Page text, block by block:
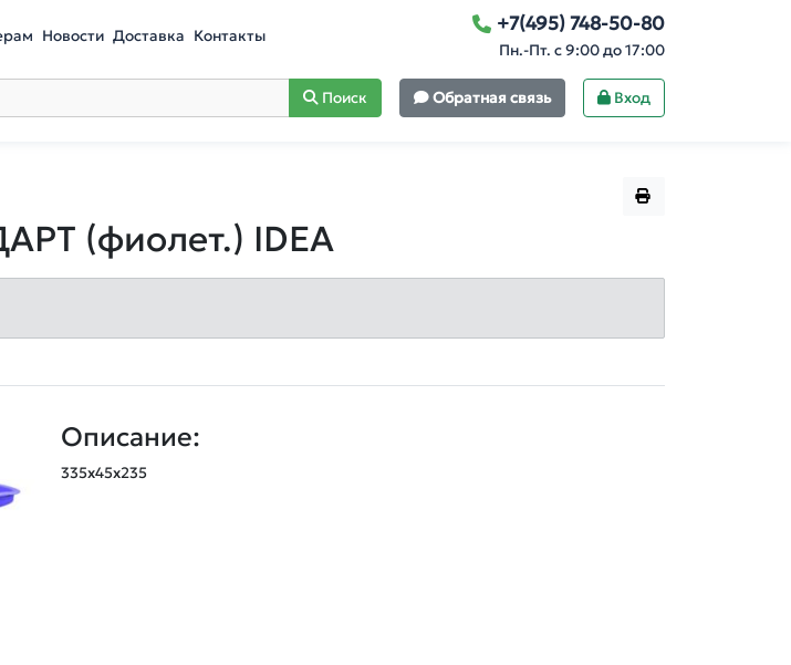
Новости Доставка Контакты +7(495) 748-50-80
Пн.-Пт. с 9:00 до 17:00
Поиск Обратная связь Вход
(фиолет.) IDEA
Описание: